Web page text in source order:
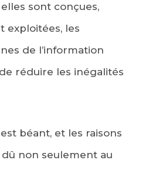
sont conçues,
exploitées, les
de l’information
réduire les inégalités
béant, et les raisons
non seulement au